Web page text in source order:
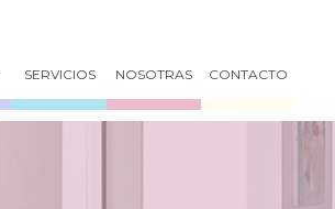
SERVICIOS NOSOTRAS CONTACTO